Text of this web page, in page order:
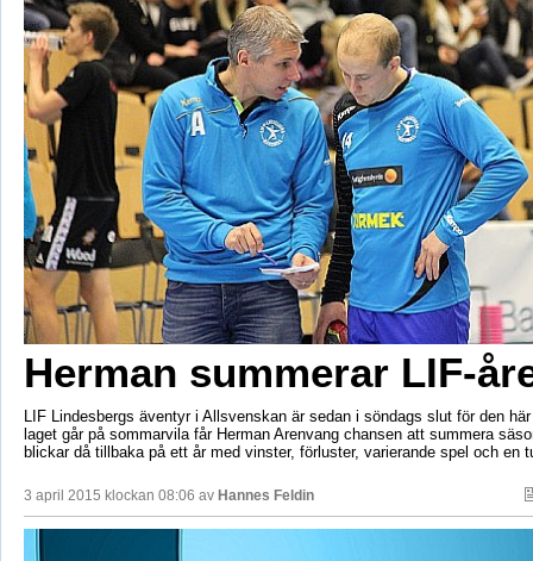
Herman summerar LIF-
LIF Lindesbergs äventyr i Allsvenskan är sedan i söndags slut för den
laget går på sommarvila får Herman Arenvang chansen att summera
blickar då tillbaka på ett år med vinster, förluster, varierande spel och en
3 april 2015 klockan 08:06 av Hannes Feldin